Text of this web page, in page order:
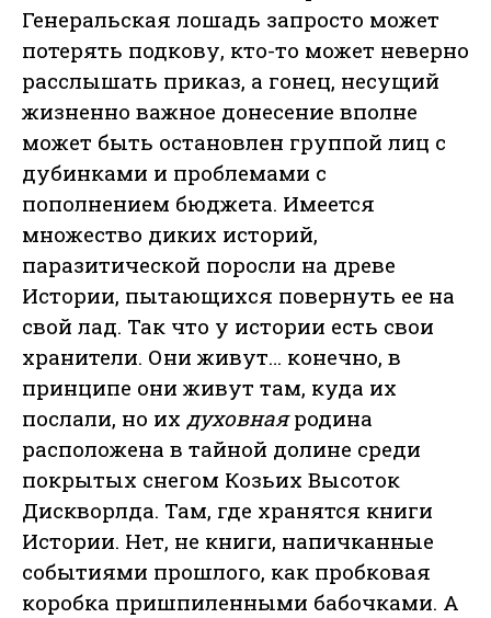
Генеральская лошадь запросто может
потерять подкову, кто-то может неверно
расслышать приказ, а гонец, несущий
жизненно важное донесение вполне
может быть остановлен группой лиц с
дубинками и проблемами с
пополнением бюджета. Имеется
множество диких историй,
паразитической поросли на древе
Истории, пытающихся повернуть ее на
свой лад. Так что у истории есть свои
хранители. Они живут… конечно, в
принципе они живут там, куда их
послали, но их духовнаяродина
расположена в тайной долине среди
покрытых снегом Козьих Высоток
Дискворлда. Там, где хранятся книги
Истории. Нет, не книги, напичканные
событиями прошлого, как пробковая
коробка пришпиленными бабочками. А